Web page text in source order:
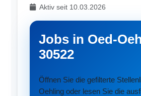
Aktiv seit 10.03.2026
Jobs in Oed-
30522
Öffnen Sie die gefilterte
Oehling oder lesen Sie die